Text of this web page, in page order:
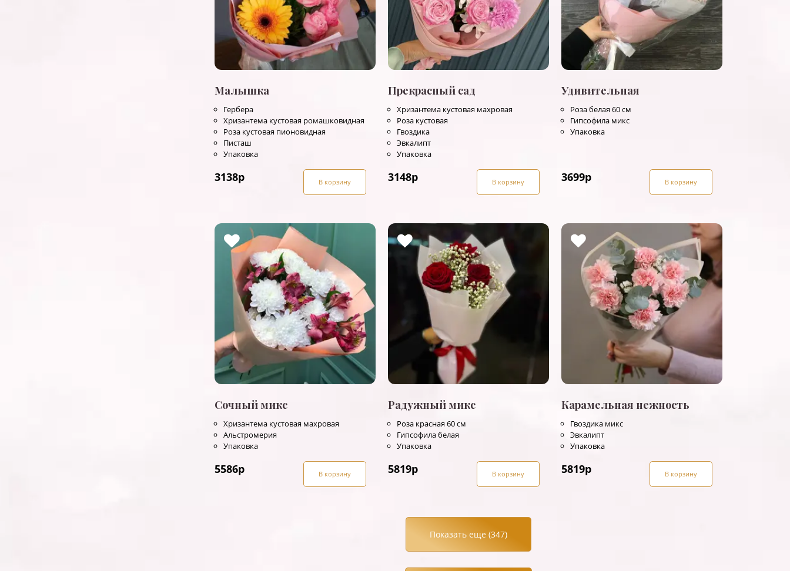
Малышка
Гербера
Хризантема кустовая ромашковидная
Роза кустовая пионовидная
Писташ
Упаковка
3138р В корзину
Прекрасный сад
Хризантема кустовая махровая
Роза кустовая
Гвоздика
Эвкалипт
Упаковка
3148р В корзину
Удивительная
Роза белая 60 см
Гипсофила микс
Упаковка
3699р В корзину
Сочный микс
Хризантема кустовая махровая
Альстромерия
Упаковка
5586р В корзину
Радужный микс
Роза красная 60 см
Гипсофила белая
Упаковка
5819р В корзину
Карамельная нежность
Гвоздика микс
Эвкалипт
Упаковка
5819р В корзину
Показать еще (347)